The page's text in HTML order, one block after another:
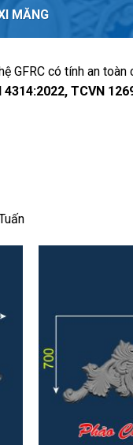
MĂNG
GFRC có tính an
4314:2022, TCVN